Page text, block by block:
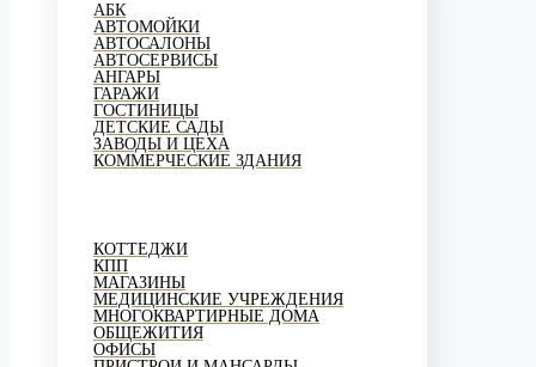
АБК
АВТОМОЙКИ
АВТОСАЛОНЫ
АВТОСЕРВИСЫ
АНГАРЫ
ГАРАЖИ
ГОСТИНИЦЫ
ДЕТСКИЕ САДЫ
ЗАВОДЫ И ЦЕХА
КОММЕРЧЕСКИЕ ЗДАНИЯ
КОТТЕДЖИ
КПП
МАГАЗИНЫ
МЕДИЦИНСКИЕ УЧРЕЖДЕНИЯ
МНОГОКВАРТИРНЫЕ ДОМА
ОБЩЕЖИТИЯ
ОФИСЫ